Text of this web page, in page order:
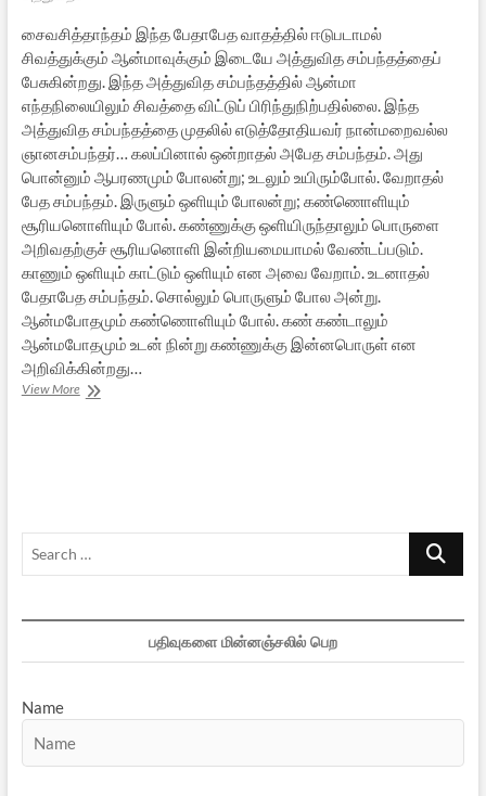
சைவசித்தாந்தம் இந்த பேதாபேத வாதத்தில் ஈடுபடாமல்
சிவத்துக்கும் ஆன்மாவுக்கும் இடையே அத்துவித சம்பந்தத்தைப்
பேசுகின்றது. இந்த அத்துவித சம்பந்தத்தில் ஆன்மா
எந்தநிலையிலும் சிவத்தை விட்டுப் பிரிந்துநிற்பதில்லை. இந்த
அத்துவித சம்பந்தத்தை முதலில் எடுத்தோதியவர் நான்மறைவல்ல
ஞானசம்பந்தர்… கலப்பினால் ஒன்றாதல் அபேத சம்பந்தம். அது
பொன்னும் ஆபரணமும் போலன்று; உடலும் உயிரும்போல். வேறாதல்
பேத சம்பந்தம். இருளும் ஒளியும் போலன்று; கண்ணொளியும்
சூரியனொளியும் போல். கண்ணுக்கு ஒளியிருந்தாலும் பொருளை
அறிவதற்குச் சூரியனொளி இன்றியமையாமல் வேண்டப்படும்.
காணும் ஒளியும் காட்டும் ஒளியும் என அவை வேறாம். உடனாதல்
பேதாபேத சம்பந்தம். சொல்லும் பொருளும் போல அன்று.
ஆன்மபோதமும் கண்ணொளியும் போல். கண் கண்டாலும்
ஆன்மபோதமும் உடன் நின்று கண்ணுக்கு இன்னபொருள் என
அறிவிக்கின்றது…
View Moreசிவசமய
Search
பதிவுகளை மின்னஞ்சலில் பெற
Name